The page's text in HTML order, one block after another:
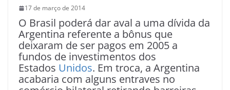
17 de março de 2014
O Brasil poderá dar aval a uma dívida da
Argentina referente a bônus que
deixaram de ser pagos em 2005 a
fundos de investimentos dos
Estados Unidos. Em troca, a Argentina
acabaria com alguns entraves no